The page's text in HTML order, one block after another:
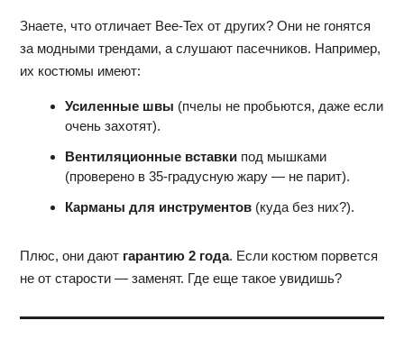
Знаете, что отличает Bee-Tex от других? Они не гонятся
за модными трендами, а слушают пасечников. Например,
их костюмы имеют:
Усиленные швы (пчелы не пробьются, даже если
очень захотят).
Вентиляционные вставкипод мышками
(проверено в 35-градусную жару — не парит).
Карманы для инструментов(куда без них?).
Плюс, они дают гарантию 2 года. Если костюм порвется
не от старости — заменят. Где еще такое увидишь?